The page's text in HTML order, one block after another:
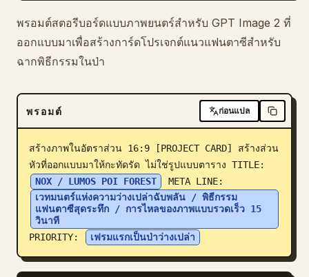
พรอมต์
ดาวน์โหลด
บล็อก
อัปเดต
พรอมต์สตอรีบอร์ดแบบภาพยนตร์สำหรับ GPT Image 2 ที่
ออกแบบมาเพื่อสร้างการ์ดโปรเจกต์แนวแฟนตาซีสำหรับ
ฉากพิธีกรรมในป่า
พรอมต์ ก่อนแปล
สร้างภาพในอัตราส่วน 16:9 [PROJECT CARD] สร้างส่วน
หัวที่ออกแบบมาให้กะทัดรัด ไม่ใช่รูปแบบตาราง TITLE:
NOX / LUMOS POI FOREST
META LINE:
เวทมนตร์แห่งความว่างเปล่าฉับพลัน / พิธีกรรม
แฟนตาซีสุดระทึก / การไหลของภาพแบบรวดเร็ว 15
วินาที
PRIORITY:
เฟรมแรกเป็นป่าว่างเปล่า